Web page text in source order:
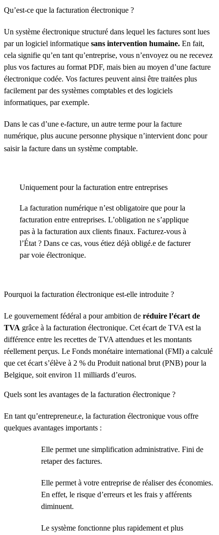
Qu’est-ce que la facturation électronique ?
Un système électronique structuré dans lequel les factures sont lues
par un logiciel informatique sans intervention humaine. En fait,
cela signifie qu’en tant qu’entreprise, vous n’envoyez ou ne recevez
plus vos factures au format PDF, mais bien au moyen d’une facture
électronique codée. Vos factures peuvent ainsi être traitées plus
facilement par des systèmes comptables et des logiciels
informatiques, par exemple.
Dans le cas d’une e-facture, un autre terme pour la facture
numérique, plus aucune personne physique n’intervient donc pour
saisir la facture dans un système comptable.
Uniquement pour la facturation entre entreprises
La facturation numérique n’est obligatoire que pour la
facturation entre entreprises. L’obligation ne s’applique
pas à la facturation aux clients finaux. Facturez-vous à
l’État ? Dans ce cas, vous étiez déjà obligé.e de facturer
par voie électronique.
Pourquoi la facturation électronique est-elle introduite ?
Le gouvernement fédéral a pour ambition de réduire l’écart de
TVA grâce à la facturation électronique. Cet écart de TVA est la
différence entre les recettes de TVA attendues et les montants
réellement perçus. Le Fonds monétaire international (FMI) a calculé
que cet écart s’élève à 2 % du Produit national brut (PNB) pour la
Belgique, soit environ 11 milliards d’euros.
Quels sont les avantages de la facturation électronique ?
En tant qu’entrepreneur.e, la facturation électronique vous offre
quelques avantages importants :
Elle permet une simplification administrative. Fini de
retaper des factures.
Elle permet à votre entreprise de réaliser des économies.
En effet, le risque d’erreurs et les frais y afférents
diminuent.
Le système fonctionne plus rapidement et plus